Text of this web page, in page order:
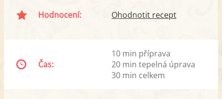
Hodnocení: Ohodnotit recept
Čas:
10 min příprava
20 min tepelná úprava
30 min celkem